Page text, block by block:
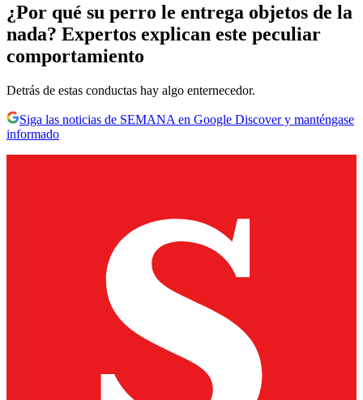
¿Por qué su perro le entrega objetos de la
nada? Expertos explican este peculiar
comportamiento
Detrás de estas conductas hay algo enternecedor.
Siga las noticias de SEMANA en Google Discover y manténgase
informado